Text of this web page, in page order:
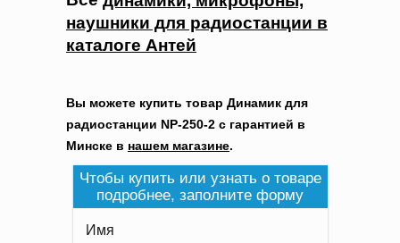
наушники для радиостанции в
каталоге Антей
Вы можете купить товар Динамик для
радиостанции NP-250-2 с гарантией в
Минске в нашем магазине.
Чтобы купить или узнать о товаре
подробнее, заполните форму
Имя